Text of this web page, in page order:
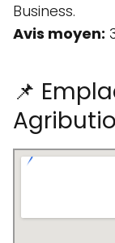
Business.
Avis moyen:
📌